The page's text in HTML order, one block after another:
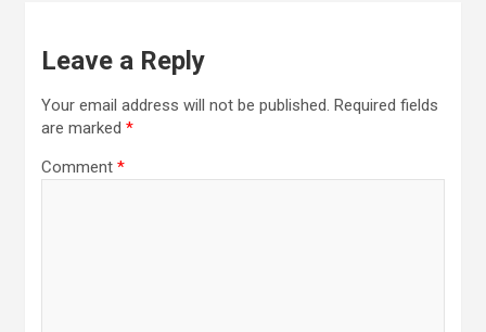
Leave a Reply
Your email address will not be published. Required fields
are marked *
Comment *